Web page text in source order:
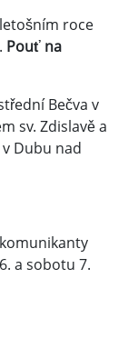
roce
Pouť na
Bečva v
sv. Zdislavě a
Dubu nad
a sobotu 7.